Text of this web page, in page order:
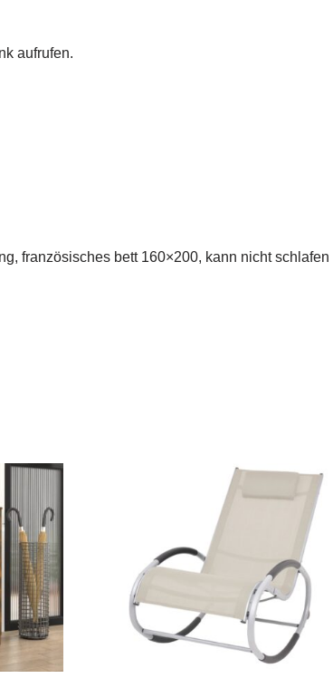
aufrufen.
französisches bett 160×200, kann nicht